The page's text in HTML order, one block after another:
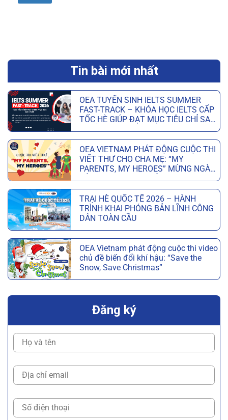
Tin bài mới nhất
OEA TUYỂN SINH IELTS SUMMER
FAST-TRACK – KHÓA HỌC IELTS CẤP
TỐC HÈ GIÚP ĐẠT MỤC TIÊU CHỈ SAU
6 TUẦN
OEA VIETNAM PHÁT ĐỘNG CUỘC THI
VIẾT THƯ CHO CHA MẸ: “MY
PARENTS, MY HEROES” MỪNG NGÀY
CỦA CHA VÀ NGÀY CỦA MẸ
TRẠI HÈ QUỐC TẾ 2026 – HÀNH
TRÌNH KHAI PHÓNG BẢN LĨNH CÔNG
DÂN TOÀN CẦU
OEA Vietnam phát động cuộc thi video
chủ đề biến đổi khí hậu: “Save the
Snow, Save Christmas”
Đăng ký